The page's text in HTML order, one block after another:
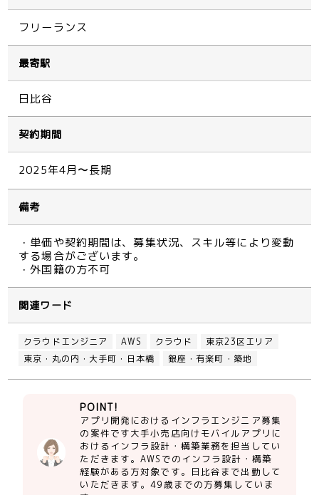
フリーランス
最寄駅
日比谷
契約期間
2025年4月〜長期
備考
・単価や契約期間は、募集状況、スキル等により変動
する場合がございます。
・外国籍の方不可
関連ワード
クラウドエンジニア AWS クラウド
東京23区エリア
東京・丸の内・大手町・日本橋
銀座・有楽町・築地
POINT!
アプリ開発におけるインフラエンジニア募集
の案件です大手小売店向けモバイルアプリに
おけるインフラ設計・構築業務を担当してい
ただきます。AWSでのインフラ設計・構築
経験がある方対象です。日比谷まで出勤して
いただきます。49歳までの方募集していま